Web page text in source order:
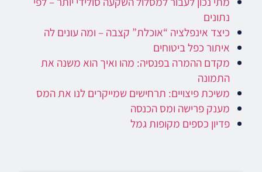
נתונים
כיצד אינפלציה “אוכלת” קצבה – ומה עונים לה
איתור כפל ביטוחים
מקדם ההמרה בפנסיה: מהו ואיך הוא משנה את
התמונה
משיכת פיצויים: תרחישים שמייקרים לנו את המס
מענק פרישה ומס הכנסה
פדיון כספים מקופות גמל